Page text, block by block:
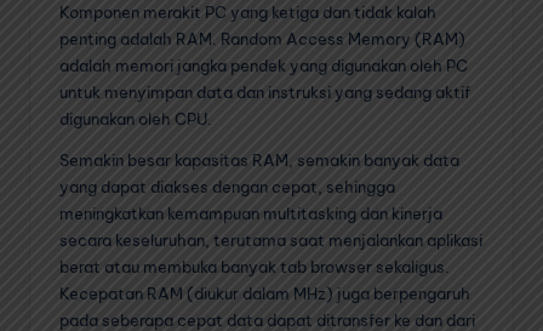
Komponen merakit PC yang ketiga dan tidak kalah
penting adalah RAM. Random Access Memory (RAM)
adalah memori jangka pendek yang digunakan oleh PC
untuk menyimpan data dan instruksi yang sedang aktif
digunakan oleh CPU.
Semakin besar kapasitas RAM, semakin banyak data
yang dapat diakses dengan cepat, sehingga
meningkatkan kemampuan multitasking dan kinerja
secara keseluruhan, terutama saat menjalankan aplikasi
berat atau membuka banyak tab browser sekaligus.
Kecepatan RAM (diukur dalam MHz) juga berpengaruh
pada seberapa cepat data dapat ditransfer ke dan dari